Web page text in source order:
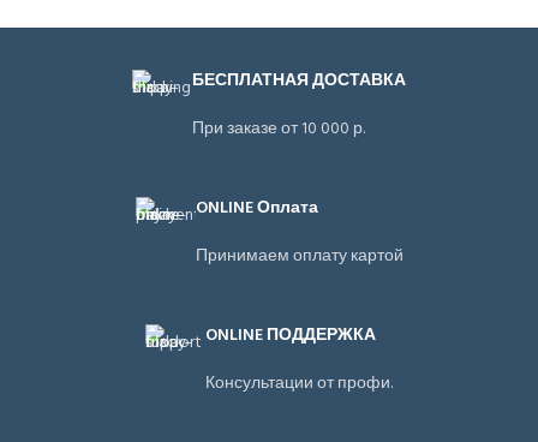
БЕСПЛАТНАЯ ДОСТАВКА
При заказе от 10 000 р.
ONLINE Оплата
Принимаем оплату картой
ONLINE ПОДДЕРЖКА
Консультации от профи.